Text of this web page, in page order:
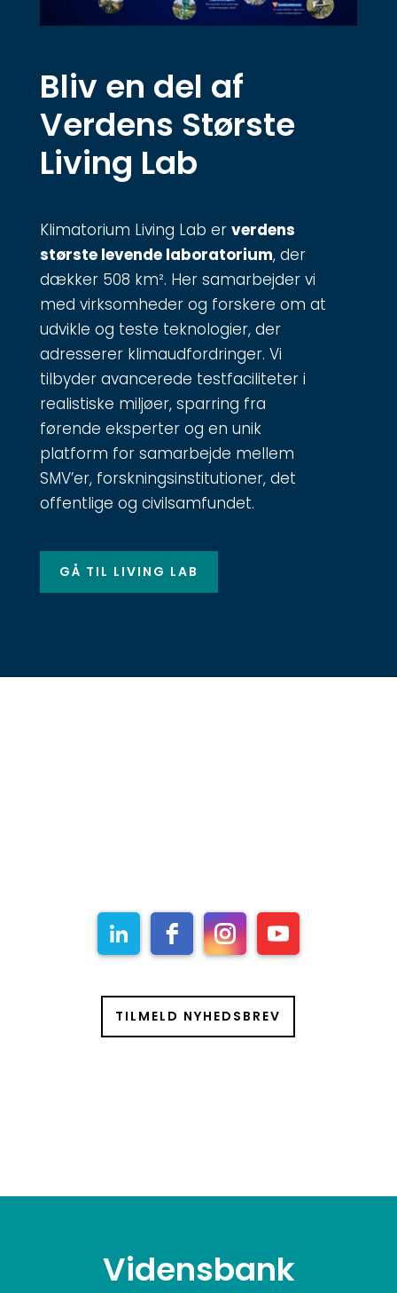
Bliv en del af
Verdens Største
Living Lab
Klimatorium Living Lab er verdens
største levende laboratorium, der
dækker 508 km². Her samarbejder vi
med virksomheder og forskere om at
udvikle og teste teknologier, der
adresserer klimaudfordringer. Vi
tilbyder avancerede testfaciliteter i
realistiske miljøer, sparring fra
førende eksperter og en unik
platform for samarbejde mellem
SMV’er, forskningsinstitutioner, det
offentlige og civilsamfundet.
GÅ TIL LIVING LAB
TILMELD NYHEDSBREV
Vidensbank